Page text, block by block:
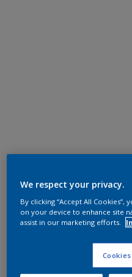
We respect your privacy.
By clicking “Accept All
on your device to enhance site
assist in our marketing efforts.